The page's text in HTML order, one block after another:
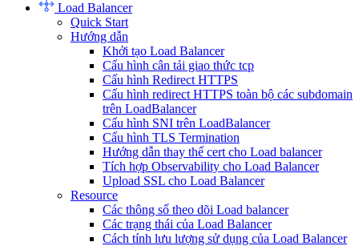
Load Balancer
Quick Start
Hướng dẫn
Khởi tạo Load Balancer
Cấu hình cân tải giao thức tcp
Cấu hình Redirect HTTPS
Cấu hình redirect HTTPS toàn bộ các subdomain
trên LoadBalancer
Cấu hình SNI trên LoadBalancer
Cấu hình TLS Termination
Hướng dẫn thay thế cert cho Load balancer
Tích hợp Observability cho Load Balancer
Upload SSL cho Load Balancer
Resource
Các thông số theo dõi Load balancer
Các trạng thái của Load Balancer
Cách tính lưu lượng sử dụng của Load Balancer